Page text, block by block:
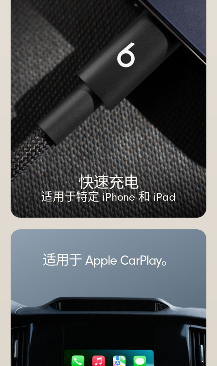
快速充电
适用于特定 iPhone 和 iPad
适用于 Apple CarPlay。